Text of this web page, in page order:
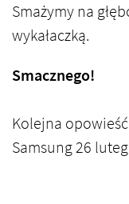
Smażymy na
wykałaczką.
Smacznego!
Kolejna
Samsung 26